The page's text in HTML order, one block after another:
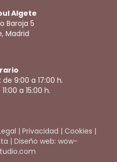
Algete
Baroja 5
Madrid
9:00 a 17:00 h.
a 15:00 h.
| Privacidad | Cookies |
| Diseño web: wow-